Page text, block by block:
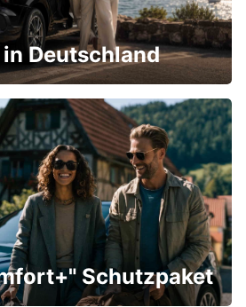
Deutschland
Schutzpaket